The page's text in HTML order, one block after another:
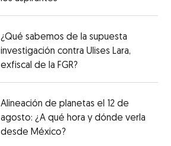
¿Qué sabemos de la supuesta
investigación contra Ulises Lara,
exfiscal de la FGR?
Alineación de planetas el 12 de
agosto: ¿A qué hora y dónde verla
desde México?